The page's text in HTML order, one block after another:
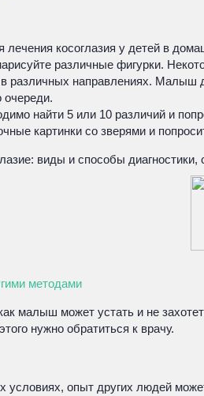
лечения косоглазия у детей в
различные фигурки.
различных направлениях.
очереди.
найти 5 или 10 различий и
картинки со зверями и
виды и способы
методами
малыш может устать и не
нужно обратиться к врачу.
условиях, опыт других людей